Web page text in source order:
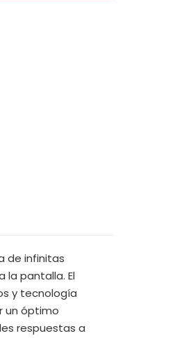
de infinitas
pantalla. El
y tecnología
un óptimo
respuestas a